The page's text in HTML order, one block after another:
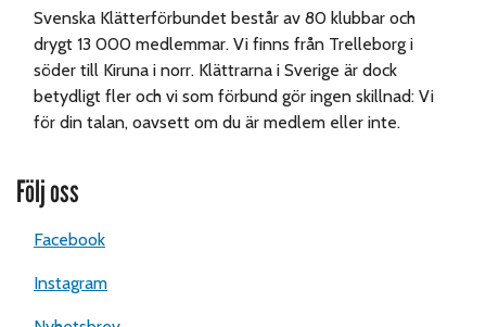
Svenska Klätterförbundet består av 80 klubbar och
drygt 13 000 medlemmar. Vi finns från Trelleborg i
söder till Kiruna i norr. Klättrarna i Sverige är dock
betydligt fler och vi som förbund gör ingen skillnad: Vi
för din talan, oavsett om du är medlem eller inte.
Följ oss
Facebook
Instagram